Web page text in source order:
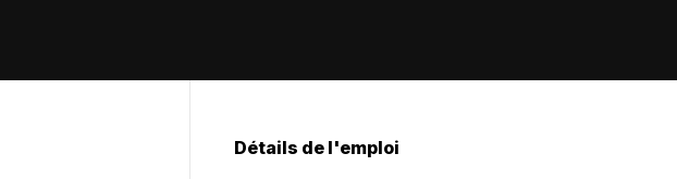
Détails de l'emploi